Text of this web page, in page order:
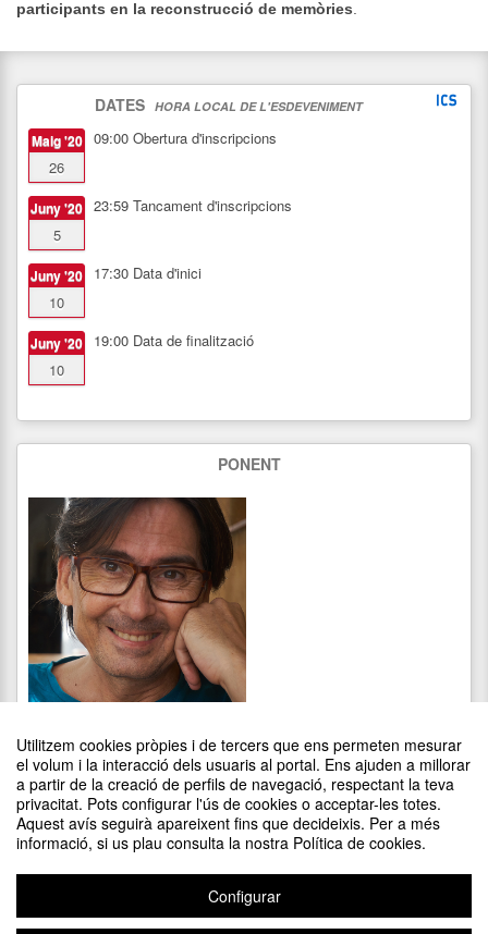
Utilitzem cookies pròpies i de tercers que ens permeten mesurar
el volum i la interacció dels usuaris al portal. Ens ajuden a millorar
a partir de la creació de perfils de navegació, respectant la teva
privacitat. Pots configurar l'ús de cookies o acceptar-les totes.
Aquest avís seguirà apareixent fins que decideixis. Per a més
informació, si us plau consulta la nostra Política de cookies.
Configurar
participants en la reconstrucció de memòries
DATES HORA LOCAL DE L'ESDEVENIMENT
Maig '20
26
09:00 Obertura d'inscripcions
Juny '20
5
23:59 Tancament d'inscripcions
Juny '20
10
17:30 Data d'inici
Juny '20
10
19:00 Data de finalització
PONENT
d’Arqueologia del Punt de Vista.Realitza instal·lacions
fotogràfiques a l’espai públic. La seva producció visual es
basa, principalment, en la refotografia, que està vinculada a la
percepció del present, a través de l’anàlisi dels registres
documentals del passat. La seva metodologia involucra
creació i recerca en uns resultats on es connecten mirades,
entre l’arxiu, l’observador i l’espai on passen les imatges.
DIFON EL TEU ESDEVENIMENT POSANT EL CODI
SEGÜENT EN EL TEU LLOC